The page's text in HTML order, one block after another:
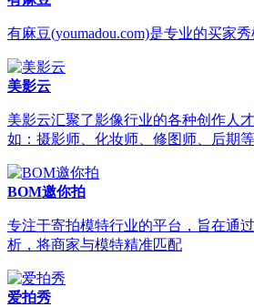
有麻豆(youmadou.com)是专业的买家
美影云
美影云汇聚了影像行业的各种创作人
如：摄影师、化妆师、修图师、后期
BOM邀你拍
专注于寄拍模特行业的平台，旨在通
析，将商家与模特精准匹配
爱拍秀